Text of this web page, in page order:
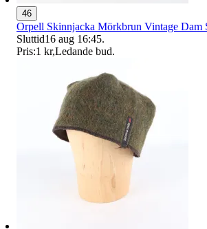
46
Orpell Skinnjacka Mörkbrun Vintage Dam
Sluttid16 aug 16:45.
Pris:1 kr,Ledande bud.